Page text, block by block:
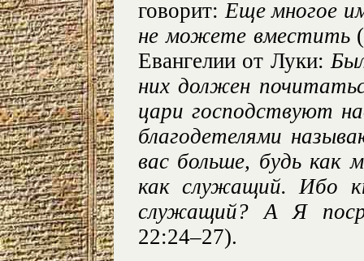
говорит: Еще многое
не можете вместить
Евангелии от Луки:
них должен
цари господствуют
благодетелями
вас больше, будь как
как служащий. Ибо
служащий? А Я
22:24–27).